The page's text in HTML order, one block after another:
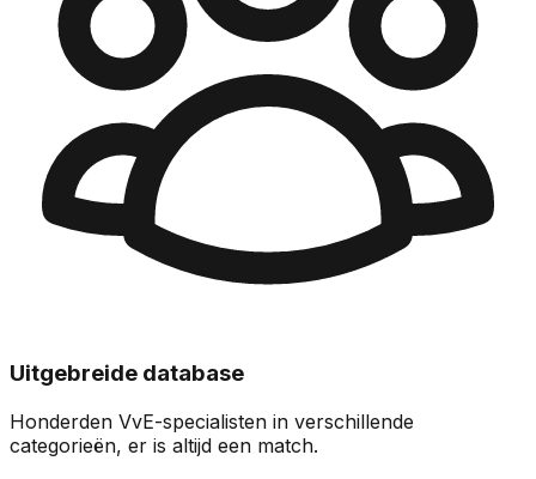
Uitgebreide database
Honderden VvE-specialisten in verschillende
categorieën, er is altijd een match.